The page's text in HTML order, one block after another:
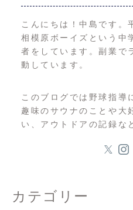
こんにちは！中島です。
相模原ボーイズという中
者をしています。副業で
動しています。
このブログでは野球指導
趣味のサウナのことや大
い、アウトドアの記録な
カテゴリー